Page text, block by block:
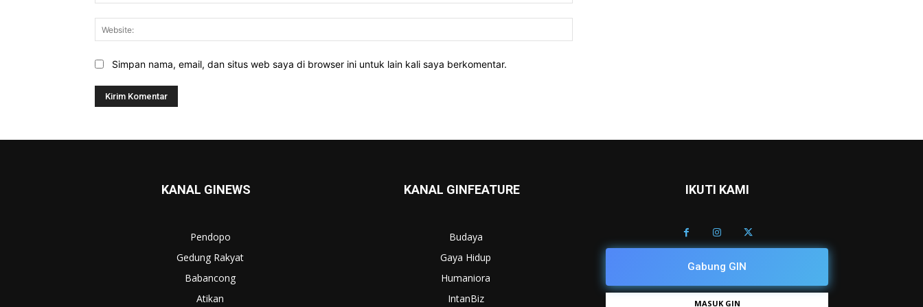
Simpan nama, email, dan situs web saya di browser ini untuk lain kali saya berkomentar.
KANAL GINEWS
Pendopo
Gedung Rakyat
Babancong
Atikan
KANAL GINFEATURE
Budaya
Gaya Hidup
Humaniora
IntanBiz
IKUTI KAMI
Gabung GIN
MASUK GIN